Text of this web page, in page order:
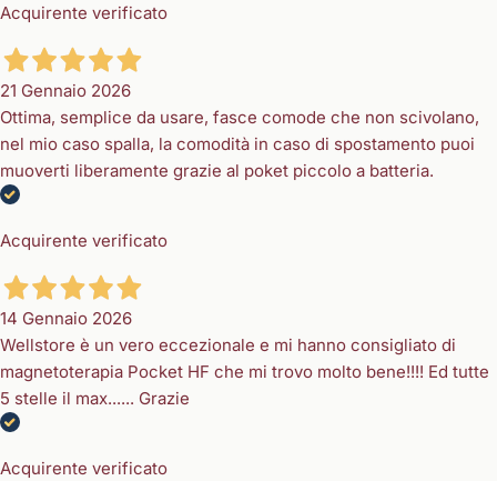
Acquirente verificato
21 Gennaio 2026
Ottima, semplice da usare, fasce comode che non scivolano,
nel mio caso spalla, la comodità in caso di spostamento puoi
muoverti liberamente grazie al poket piccolo a batteria.
Acquirente verificato
14 Gennaio 2026
Wellstore è un vero eccezionale e mi hanno consigliato di
magnetoterapia Pocket HF che mi trovo molto bene!!!! Ed tutte
5 stelle il max...... Grazie
Acquirente verificato